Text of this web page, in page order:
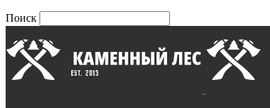
Поиск